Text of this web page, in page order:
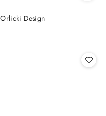
Orlicki Design